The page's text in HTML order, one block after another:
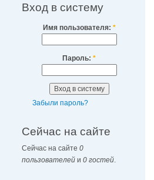
Вход в систему
Имя пользователя: *
Пароль: *
Забыли пароль?
Сейчас на сайте
Сейчас на сайте 0
пользователей и 0 гостей